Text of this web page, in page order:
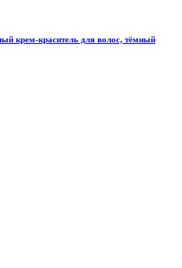
крем-краситель для волос, тёмный